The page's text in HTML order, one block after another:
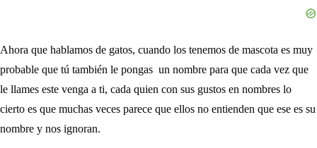
Ahora que hablamos de gatos, cuando los tenemos de mascota es muy
probable que tú también le pongas un nombre para que cada vez que
le llames este venga a ti, cada quien con sus gustos en nombres lo
cierto es que muchas veces parece que ellos no entienden que ese es su
nombre y nos ignoran.